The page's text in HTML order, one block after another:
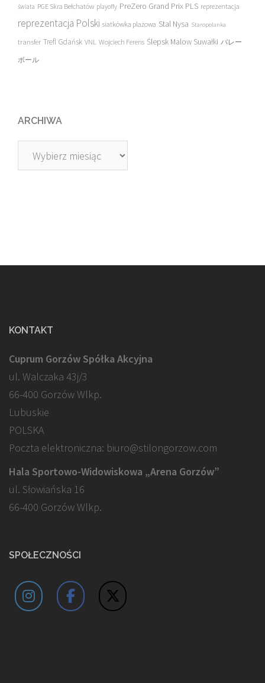
świata PGE Skra Bełchatów playoffy PreZero Grand Prix PLS reprezentacja
reprezentacja Polski siatkówka plażowa Stal Nysa Staropolanka
transfer Trefl Gdańsk VNL Wojciech Ferens Ślepsk Malow Suwałki バレー
ボール
ARCHIWA
Archiwa
KONTAKT
Cuprum Gorzów Spółka Akcyjna
ul. Walczaka 43j/3
66-400 Gorzów Wlkp.
Lubuskie
POLSKA
Poczta elektroniczna: biuro@stilongorzow.com
Hala Sportowo-Widowiskowa „Arena Gorzów”
ul. Słowiańska 16
66-400 Gorzów Wlkp.
SPOŁECZNOŚCI